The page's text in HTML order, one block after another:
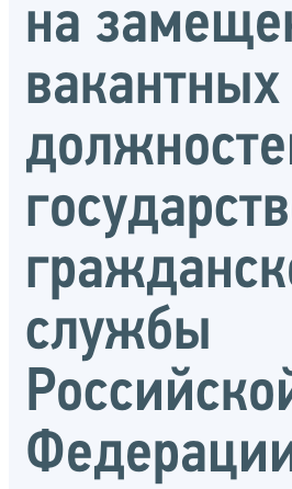
на
вакантных
службы